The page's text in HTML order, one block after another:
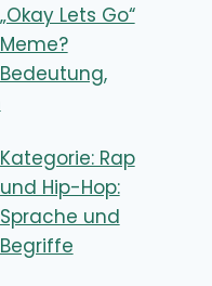
„Okay Lets Go“
Meme?
Bedeutung,
Kategorie: Rap
und Hip-Hop:
Sprache und
Begriffe